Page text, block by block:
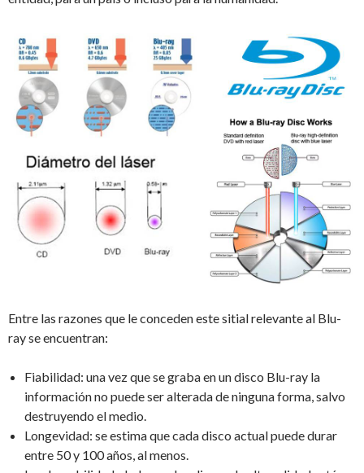
Entre las razones que le conceden este sitial relevante al Blu-
ray se encuentran:
Fiabilidad: una vez que se graba en un disco Blu-ray la
información no puede ser alterada de ninguna forma, salvo
destruyendo el medio.
Longevidad: se estima que cada disco actual puede durar
entre 50 y 100 años, al menos.